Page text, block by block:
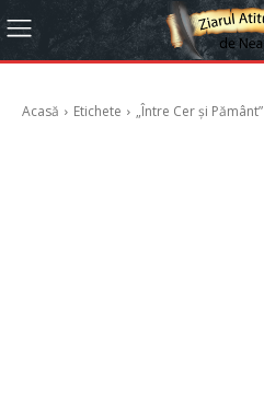
Acasă Etichete „Între Cer și Pământ”